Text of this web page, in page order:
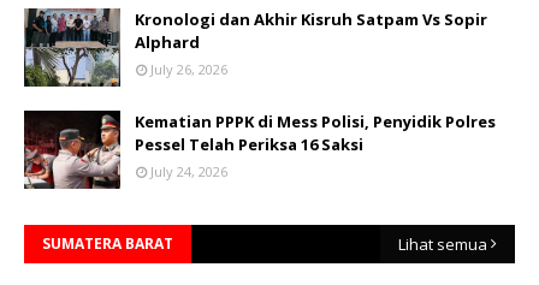
Kronologi dan Akhir Kisruh Satpam Vs Sopir
Alphard
July 26, 2026
Kematian PPPK di Mess Polisi, Penyidik Polres
Pessel Telah Periksa 16 Saksi
July 24, 2026
SUMATERA BARAT Lihat semua